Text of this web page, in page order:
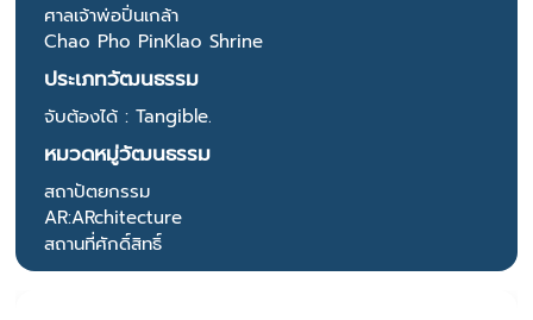
ศาลเจ้าพ่อปิ่นเกล้า
Chao Pho PinKlao Shrine
ประเภทวัฒนธรรม
จับต้องได้ : Tangible.
หมวดหมู่วัฒนธรรม
สถาปัตยกรรม
AR:ARchitecture
สถานที่ศักดิ์สิทธิ์